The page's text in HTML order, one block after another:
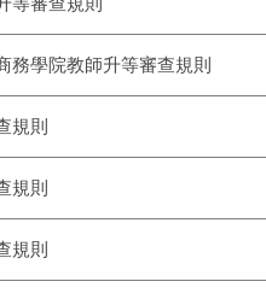
務學院教師升等審查規則
規則
規則
規則